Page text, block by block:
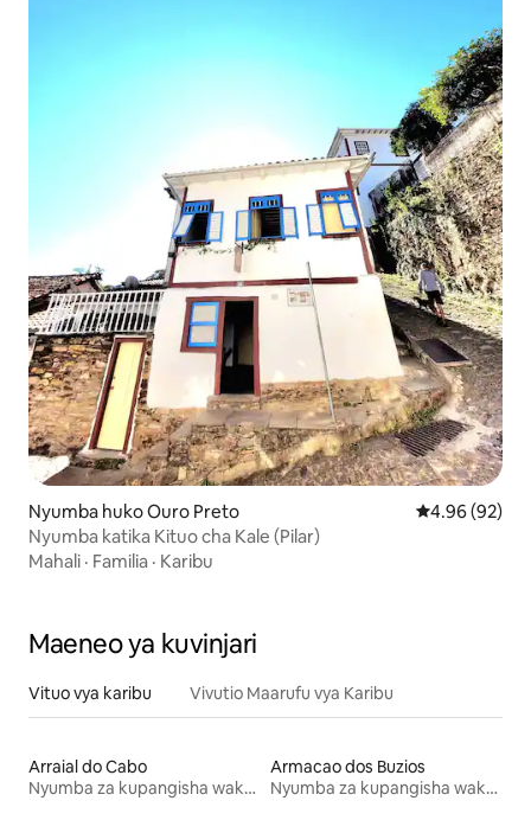
Nyumba huko Ouro Preto Ukadiriaji wa
4.96 (92)
Nyumba katika Kituo cha Kale (Pilar)
Mahali · Familia · Karibu
Maeneo ya kuvinjari
Vituo vya karibu Vivutio Maarufu vya Karibu
Arraial do Cabo
Nyumba za kupangisha wakati wa likizo
Armacao dos Buzios
Nyumba za kupangisha wakati wa likizo